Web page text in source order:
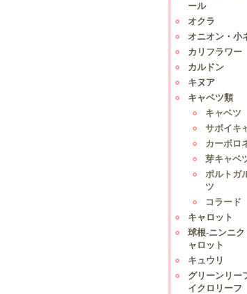
ール
オクラ
オニオン・小
カリフラワー
カルドン
キヌア
キャベツ類
キャベツ
サボイキ
カーボロ
芽キャベ
ポルトガ
ツ
コラード
キャロット
球根-ニンニ
ャロット
キュウリ
グリーンリー
イクロリーフ